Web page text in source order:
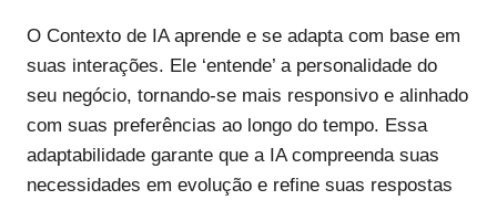
O Contexto de IA aprende e se adapta com base em
suas interações. Ele ‘entende’ a personalidade do
seu negócio, tornando-se mais responsivo e alinhado
com suas preferências ao longo do tempo. Essa
adaptabilidade garante que a IA compreenda suas
necessidades em evolução e refine suas respostas